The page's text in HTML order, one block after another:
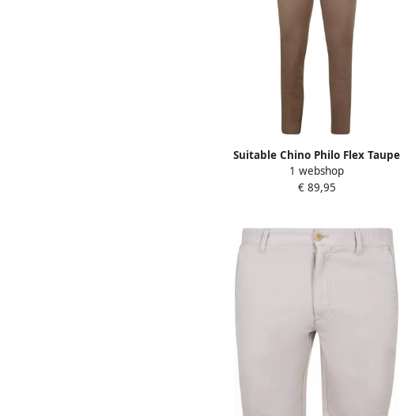
Suitable Chino Philo Flex Taupe
1 webshop
€ 89,95